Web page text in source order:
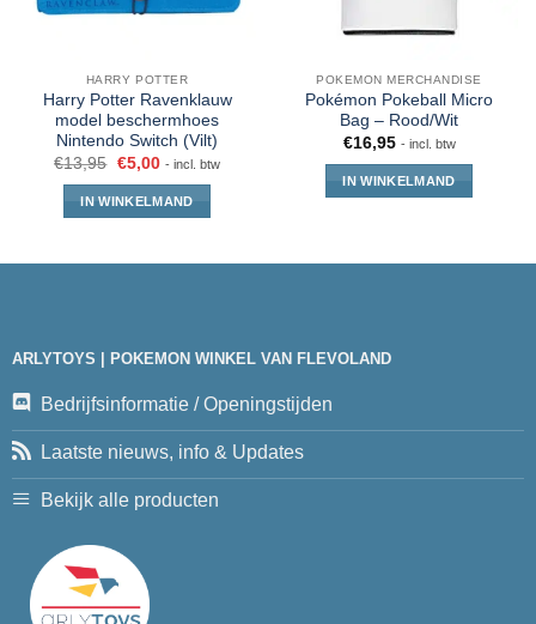
HARRY POTTER
Harry Potter Ravenklauw
model beschermhoes
Nintendo Switch (Vilt)
€13,95 €5,00 - incl. btw
IN WINKELMAND
POKEMON MERCHANDISE
Pokémon Pokeball Micro
Bag – Rood/Wit
€16,95 - incl. btw
IN WINKELMAND
ARLYTOYS | POKEMON WINKEL VAN FLEVOLAND
Bedrijfsinformatie / Openingstijden
Laatste nieuws, info & Updates
Bekijk alle producten